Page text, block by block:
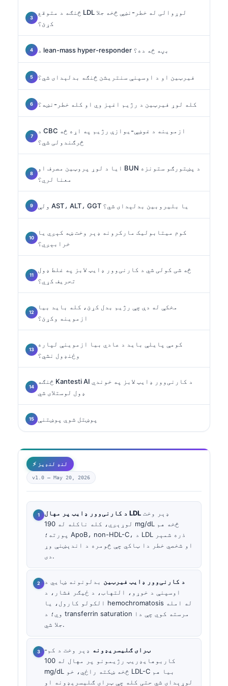
څنګه د متوقع LDL لوړوالی له خطر-نښې څخه جلا
کړئ؟
د lean-mass hyper-responder بڼه څه ده؟
فیرټین او د اوسپنې سنتریشن څنګه بدلېدای شي؟
کله لوړ فیرټین د رژیم اغېز وي او کله خطر-نښه؟
د CBC ازموینه د غوښې-یوازې رژیم په اړه څه
څرګندولی شي؟
ایا د لوړ پروټین مصرف او BUN د پښتورګو ستونزه
معنا لري؟
ولې AST، ALT، GGT یا بلیروبین بدلېدای شي؟
کوم میتابولیک مارکرونه ډېر وخت ښه کېږي یا
خرابېږي؟
څه شی کولی شي د کارنی‌وور ډایټ لابز په غلط ډول
تحریف کړي؟
مخکې له دې چې رژیم بدل کړئ، کله باید بیا
ازموینه وکړئ؟
کومې پایلې باید د عادي بیا ازموینې لپاره
وځنډول نشي؟
څنګه Kantesti AI د کارنی‌وور ډایټ لابز په خوندي
ډول لوستلای شي
پوښتل شوې پوښتنې
⚡ لنډ لنډیز
v1.0 — May 20, 2026
د کارنی‌وور ډایټ پر مهال LDL
لوړېږي، کله ناکله له 190 mg/dL څخه هم
پورته؛ ApoB، non-HDL-C، د LDL ذره شمېر
او شخصي خطر دا ټاکي چې څومره د اندېښنې وړ
دی.
د کارنی‌وور ډایټ فیرټین بدلونونه ښايي د
اوسپنې د خوړو، التهاب، د ځیګر فشار، د
الکولو کارول، یا hemochromatosis له امله
وي؛ د transferrin saturation مرسته کوي چې دا
جلا شي.
ټرای ګلیسریډونه ډېر وخت د کم-
کاربوهایډریټ رژیمونو پر مهال له 100
mg/dL څخه ښکته راځي، خو LDL-C بیا هم
لوړېدای شي حتی کله چې ټرای ګلیسریډونه او